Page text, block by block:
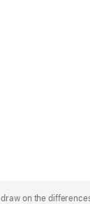
on the